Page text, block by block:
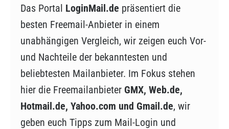
Das Portal LoginMail.de präsentiert die
besten Freemail-Anbieter in einem
unabhängigen Vergleich, wir zeigen euch Vor-
und Nachteile der bekanntesten und
beliebtesten Mailanbieter. Im Fokus stehen
hier die Freemailanbieter GMX, Web.de,
Hotmail.de, Yahoo.com und Gmail.de, wir
geben euch Tipps zum Mail-Login und